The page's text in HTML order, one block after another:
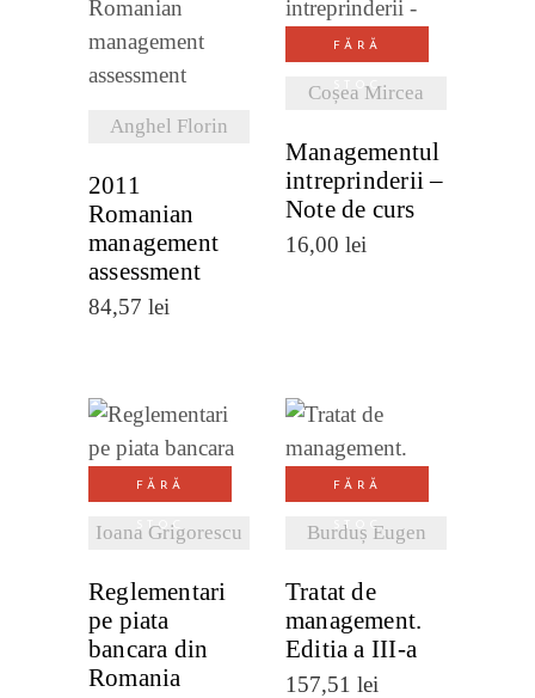
Anghel Florin
DETALII
2011
Romanian
management
assessment
84,57 lei
FĂRĂ
STOC
Coșea Mircea
VEZI
DETALII
Managementul
intreprinderii –
Note de curs
16,00 lei
FĂRĂ
STOC
Ioana Grigorescu
VEZI
DETALII
Reglementari
pe piata
bancara din
Romania
FĂRĂ
STOC
Burduș Eugen
VEZI
DETALII
Tratat de
management.
Editia a III-a
157,51 lei